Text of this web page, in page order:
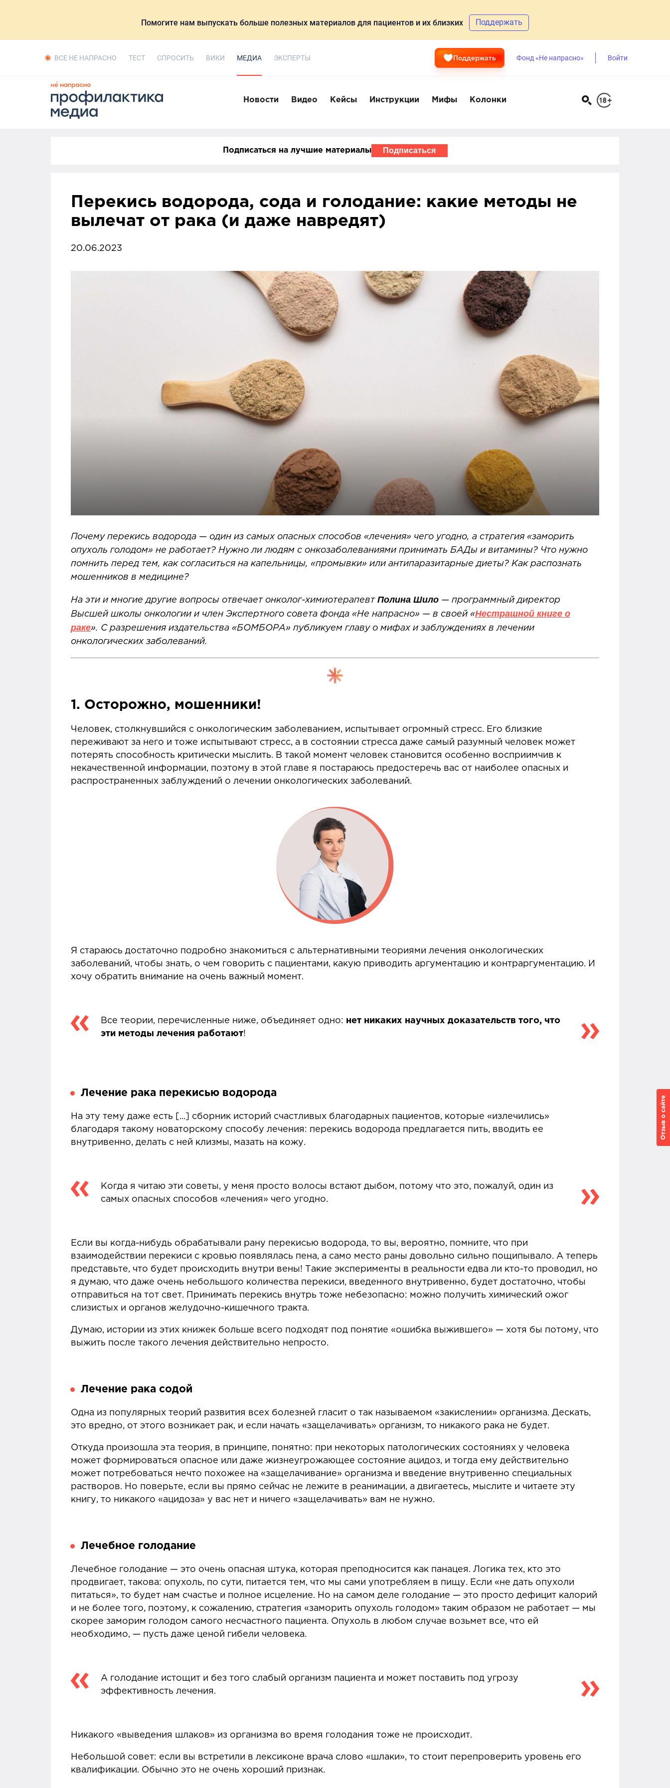
Помогите нам выпускать больше полезных материалов для пациентов и их близких Поддержать
ВСЕ НЕ НАПРАСНО ТЕСТ СПРОСИТЬ ВИКИ МЕДИА ЭКСПЕРТЫ Поддержать Фонд «Не напрасно» Войти
Новости Видео Кейсы Инструкции Мифы Колонки
Подписаться на лучшие материалы Подписаться
Перекись водорода, сода и голодание: какие методы не
вылечат от рака (и даже навредят)
20.06.2023
Почему перекись водорода — один из самых опасных способов «лечения» чего угодно, а стратегия «заморить
опухоль голодом» не работает? Нужно ли людям с онкозаболеваниями принимать БАДы и витамины? Что нужно
помнить перед тем, как согласиться на капельницы, «промывки» или антипаразитарные диеты? Как распознать
мошенников в медицине?
На эти и многие другие вопросы отвечает онколог-химиотерапевт Полина Шило — программный директор
Высшей школы онкологии и член Экспертного совета фонда «Не напрасно» — в своей «Нестрашной книге о
раке». С разрешения издательства «БОМБОРА» публикуем главу о мифах и заблуждениях в лечении
онкологических заболеваний.
1. Осторожно, мошенники!
Человек, столкнувшийся с онкологическим заболеванием, испытывает огромный стресс. Его близкие
переживают за него и тоже испытывают стресс, а в состоянии стресса даже самый разумный человек может
потерять способность критически мыслить. В такой момент человек становится особенно восприимчив к
некачественной информации, поэтому в этой главе я постараюсь предостеречь вас от наиболее опасных и
распространенных заблуждений о лечении онкологических заболеваний.
Я стараюсь достаточно подробно знакомиться с альтернативными теориями лечения онкологических
заболеваний, чтобы знать, о чем говорить с пациентами, какую приводить аргументацию и контраргументацию. И
хочу обратить внимание на очень важный момент.
Все теории, перечисленные ниже, объединяет одно: нет никаких научных доказательств того, что
эти методы лечения работают!
Лечение рака перекисью водорода
На эту тему даже есть [...] сборник историй счастливых благодарных пациентов, которые «излечились»
благодаря такому новаторскому способу лечения: перекись водорода предлагается пить, вводить ее
внутривенно, делать с ней клизмы, мазать на кожу.
Когда я читаю эти советы, у меня просто волосы встают дыбом, потому что это, пожалуй, один из
самых опасных способов «лечения» чего угодно.
Если вы когда-нибудь обрабатывали рану перекисью водорода, то вы, вероятно, помните, что при
взаимодействии перекиси с кровью появлялась пена, а само место раны довольно сильно пощипывало. А теперь
представьте, что будет происходить внутри вены! Такие эксперименты в реальности едва ли кто-то проводил, но
я думаю, что даже очень небольшого количества перекиси, введенного внутривенно, будет достаточно, чтобы
отправиться на тот свет. Принимать перекись внутрь тоже небезопасно: можно получить химический ожог
слизистых и органов желудочно-кишечного тракта.
Думаю, истории из этих книжек больше всего подходят под понятие «ошибка выжившего» — хотя бы потому, что
выжить после такого лечения действительно непросто.
Лечение рака содой
Одна из популярных теорий развития всех болезней гласит о так называемом «закислении» организма. Дескать,
это вредно, от этого возникает рак, и если начать «защелачивать» организм, то никакого рака не будет.
Откуда произошла эта теория, в принципе, понятно: при некоторых патологических состояниях у человека
может формироваться опасное или даже жизнеугрожающее состояние ацидоз, и тогда ему действительно
может потребоваться нечто похожее на «защелачивание» организма и введение внутривенно специальных
растворов. Но поверьте, если вы прямо сейчас не лежите в реанимации, а двигаетесь, мыслите и читаете эту
книгу, то никакого «ацидоза» у вас нет и ничего «защелачивать» вам не нужно.
Лечебное голодание
Лечебное голодание — это очень опасная штука, которая преподносится как панацея. Логика тех, кто это
продвигает, такова: опухоль, по сути, питается тем, что мы сами употребляем в пищу. Если «не дать опухоли
питаться», то будет нам счастье и полное исцеление. Но на самом деле голодание — это просто дефицит калорий
и не более того, поэтому, к сожалению, стратегия «заморить опухоль голодом» таким образом не работает — мы
скорее заморим голодом самого несчастного пациента. Опухоль в любом случае возьмет все, что ей
необходимо, — пусть даже ценой гибели человека.
А голодание истощит и без того слабый организм пациента и может поставить под угрозу
эффективность лечения.
Никакого «выведения шлаков» из организма во время голодания тоже не происходит.
Небольшой совет: если вы встретили в лексиконе врача слово «шлаки», то стоит перепроверить уровень его
квалификации. Обычно это не очень хороший признак.